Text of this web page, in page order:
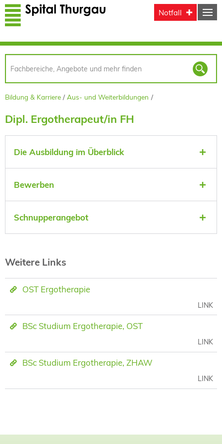
Direkt zum Inhalt
Notfall
Bildung & Karriere Aus- und Weiterbildungen
Dipl. Ergotherapeut/in FH
Die Ausbildung im Überblick
Bewerben
Schnupperangebot
Weitere Links
OST Ergotherapie
LINK
BSc Studium Ergotherapie, OST
LINK
BSc Studium Ergotherapie, ZHAW
LINK